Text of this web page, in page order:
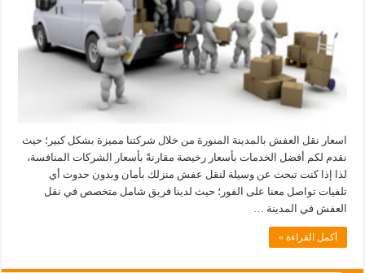
اسعار نقل العفش بالمدينة المنورة من خلال شركتنا مميزة بشكل كبير؛ حيث
نقدم لكم أفضل الخدمات بأسعار رخيصة مقارنةً بأسعار الشركات المنافسة،
لذا إذا كنت تبحث عن وسيلة لنقل عفش منزلك بأمان وبدون حدوث أي
تلفيات تواصل معنا على الفور؛ حيث لدينا فريق شامل متخصص في نقل
العفش في المدينة …
أكمل القراءة »